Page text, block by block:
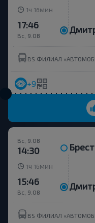
1ч 16 мин
Вс, 9.08
17:46
+9
Вс, 9.08
14:30 Брест
1ч 16 мин
Вс, 9.08
15:46